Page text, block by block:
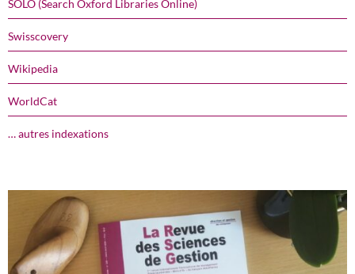
SOLO (Search Oxford Libraries Online)
Swisscovery
Wikipedia
WorldCat
… autres indexations